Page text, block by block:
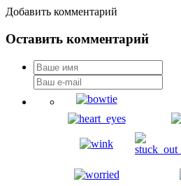
Добавить комментарий
Оставить комментарий